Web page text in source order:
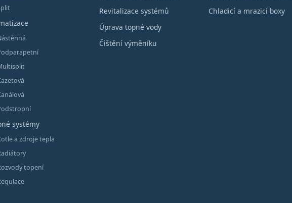
systémy
a zdroje tepla
topení
Revitalizace systémů
Úprava topné vody
Čištění výměníku
Chladicí a mrazicí boxy